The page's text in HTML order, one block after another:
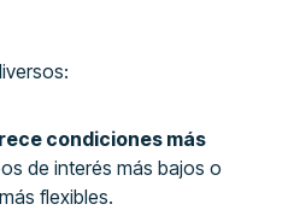
condiciones más
de interés más bajos o
flexibles.